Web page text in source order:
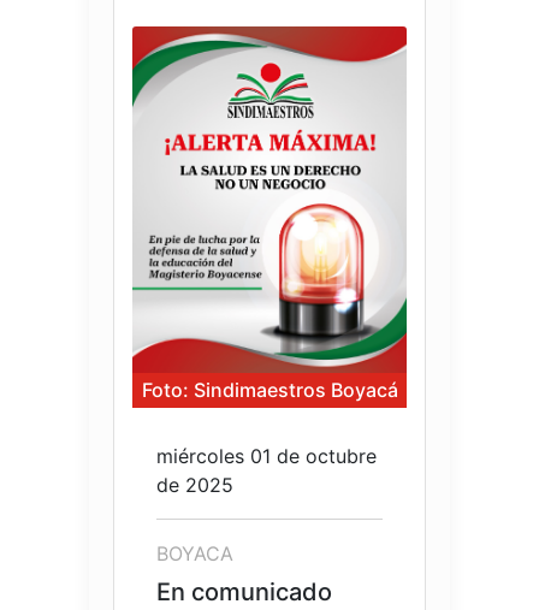
Foto: Sindimaestros Boyacá
miércoles 01 de octubre
de 2025
BOYACA
En comunicado